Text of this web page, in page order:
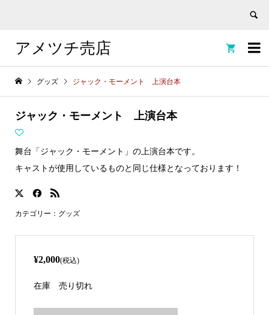

アメツチ売店 
グッズ ジャック・モーメント 上演台本
ジャック・モーメント 上演台本
舞台「ジャック・モーメント」の上演台本です。
キャストが使用しているものと同じ仕様となっております！
カテゴリー： グッズ
¥2,000(税込)
在庫 売り切れ